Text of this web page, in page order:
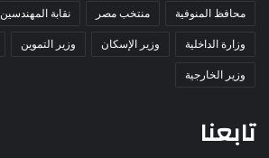
محافظ المنوفية
منتخب مصر نقابة المهندسين
وزارة الداخلية
وزير الإسكان وزير التموين
وزير الخارجية
تابعنا